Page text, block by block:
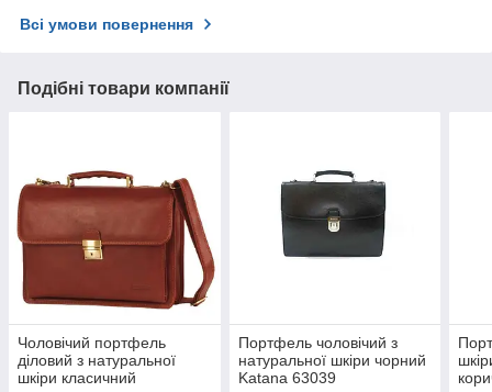
Всі умови повернення
Подібні товари компанії
Чоловічий портфель
діловий з натуральної
шкіри класичний
Портфель чоловічий з
натуральної шкіри чорний
Katana 63039